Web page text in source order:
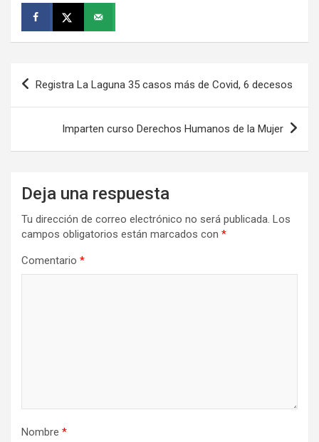
Navegación
Registra La Laguna 35 casos más de Covid, 6 decesos
Imparten curso Derechos Humanos de la Mujer
Deja una respuesta
Tu dirección de correo electrónico no será publicada. Los
campos obligatorios están marcados con *
Comentario *
Nombre *